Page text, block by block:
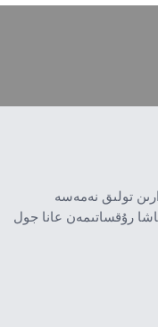
تولىق نەمەسە
رۇقساتىمەن عانا جول